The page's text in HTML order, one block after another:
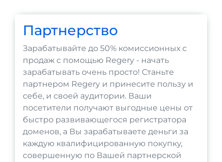
Партнерство
Зарабатывайте до 50% комиссионных с
продаж с помощью Regery - начать
зарабатывать очень просто! Станьте
партнером Regery и принесите пользу и
себе, и своей аудитории. Ваши
посетители получают выгодные цены от
быстро развивающегося регистратора
доменов, а Вы зарабатываете деньги за
каждую квалифицированную покупку,
совершенную по Вашей партнерской